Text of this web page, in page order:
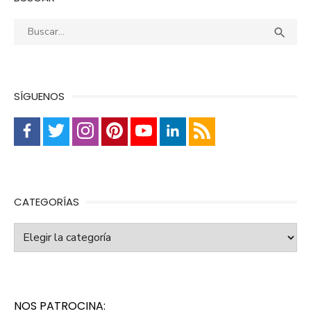
Buscar: 
SÍGUENOS
CATEGORÍAS
Categorías
NOS PATROCINA: